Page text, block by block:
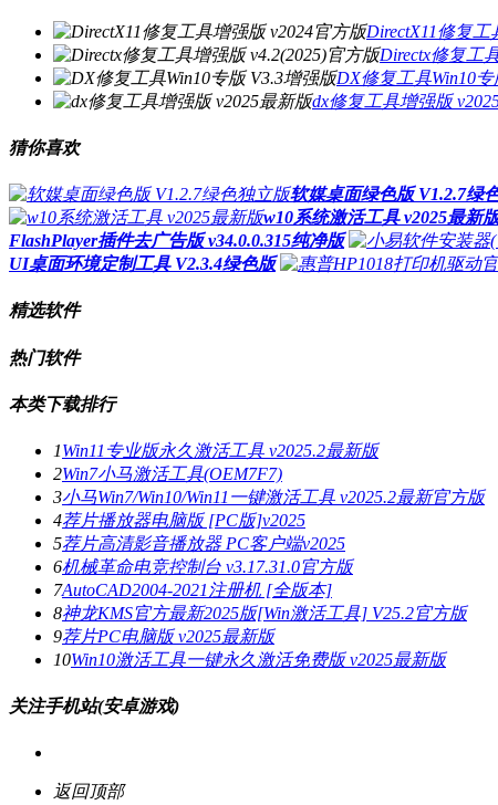
DirectX11修复工
Directx修复工
DX修复工具Win10
dx修复工具增强版
猜你喜欢
软媒桌面绿色版 V1.2.7绿
w10系统激活工具 v2025最新
FlashPlayer插件去广告版 v34.0.0.315纯净版
UI桌面环境定制工具 V2.3.4绿色版
精选软件
热门软件
本类下载排行
1Win11专业版永久激活工具 v2025.2最新版
2Win7小马激活工具(OEM7F7)
3小马Win7/Win10/Win11一键激活工具 v2025.2最新官方版
4荐片播放器电脑版 [PC版]v2025
5荐片高清影音播放器 PC客户端v2025
6机械革命电竞控制台 v3.17.31.0官方版
7AutoCAD2004-2021注册机 [全版本]
8神龙KMS官方最新2025版[Win激活工具] V25.2官方版
9荐片PC电脑版 v2025最新版
10Win10激活工具一键永久激活免费版 v2025最新版
关注手机站(安卓游戏)
返回顶部